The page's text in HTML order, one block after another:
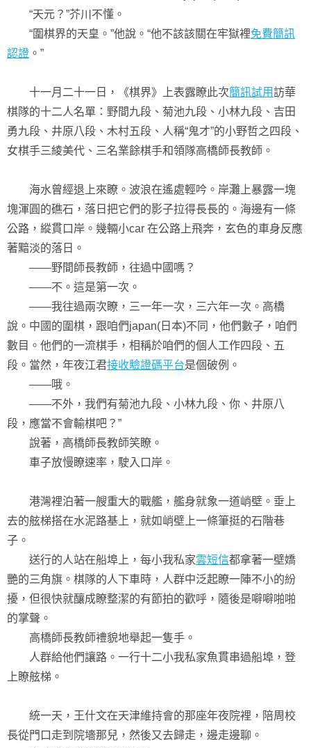
“天元？”芥川不懂。
“圍棋界的天皇。”他說。“他不該該關在牢獄裡免費簡訊
認證 。”
十一月二十一日，《棋界》上表露瞭此次簡訊試用訪華
棋隊的十二人名單：野間九段、菊池九段、小林九段、吉田
勇九段、井原八段、木村五段、人稱“鬼才”的小野哲之四段、
女棋手三綾美代、三名業餘棋手和領隊高橋師長教師。
海水曾經退上來瞭。波浪在遙處輕吟。岸灘上暴露一塊
塊渾圓的礁石，落日把它們的影子拉得長長的。海邊有一條
公路，縱貫口岸。幾輛小car 在公路上飛奔，玄色的車身反應
著黯淡的落日。
——野間師長教師，往過中國嗎？
——不。這是第一次。
——我往過兩次瞭，三一年一次，三六年一次。高橋
說。中國的圍棋，跟咱們japan(日本)不同，他們數子，咱們
數目。他們的一流棋手，相稱於咱們的個人工作四段、五
段。當然，年夜江君接收驗證碼平台是個破例。
——哦。
——不外，我們有菊池九段、小林九段、你、井原八
段，應當不會輸棋吧？”
說著，高橋師長教師笑瞭。
車子放慢瞭速率，駛入口岸。
港灣裡泊著一艘重大的戰艦，艦身就象一道峭壁。垂上
去的舷梯搭在水泥路基上，就如峭壁上一條筆挺的石階巷
子。
送行的人站在船埠上，每小我私家雲短信都拿著一壁嬌
艷的三角旗。棋隊的人下車時，人群中泛起瞭一陣不小的紛
擾，但很快就釀成瞭整潔的有節拍的歡呼，隨後是噼噼啪啪
的掌聲。
高橋師長教師禮貌地舉起一隻手。
人群給他們讓路。一行十二小我私家魚貫串過船埠，登
上瞭舷梯。
統一天，王什文在天津維持會的那座年夜院裡，陪周校
長從門口走到院墻那兒，然後又去歸走，邊走邊聊。